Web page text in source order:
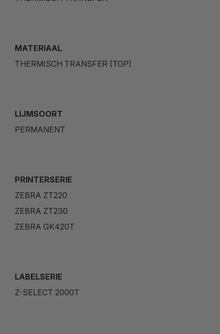
MATERIAAL
THERMISCH TRANSFER (TOP)
LIJMSOORT
PERMANENT
PRINTERSERIE
ZEBRA ZT220
ZEBRA ZT230
ZEBRA GK420T
LABELSERIE
Z-SELECT 2000T